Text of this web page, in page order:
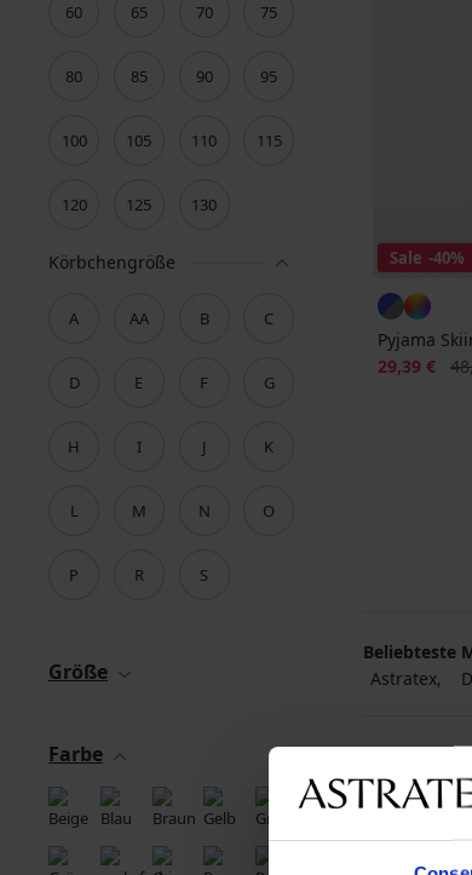
60 65 70 75
80 85 90 95
100 105 110 115
120 125 130
Körbchengröße
A AA B C
D E F G
H I J K
L M N O
P R S
Größe
Farbe
Sale -40%
Pyjama
Rabatt
29,39 €
Beliebteste
Astratex